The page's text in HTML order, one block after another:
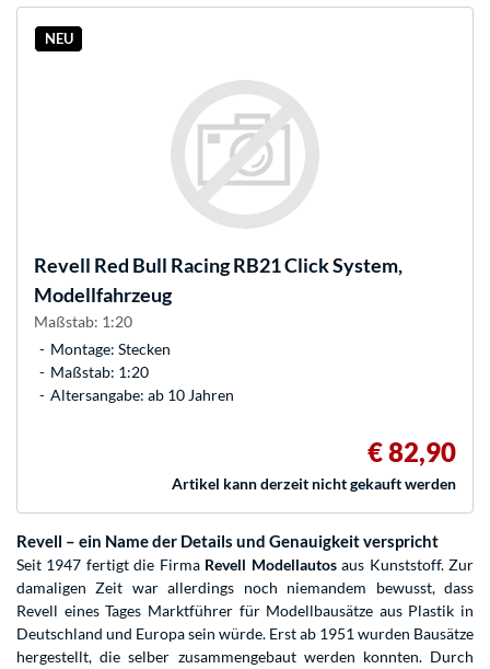
NEU
Revell Red Bull Racing RB21 Click System,
Modellfahrzeug
Maßstab: 1:20
Montage: Stecken
Maßstab: 1:20
Altersangabe: ab 10 Jahren
€ 82,90
Artikel kann derzeit nicht gekauft werden
Revell – ein Name der Details und Genauigkeit verspricht
Seit 1947 fertigt die Firma Revell Modellautosaus Kunststoff. Zur
damaligen Zeit war allerdings noch niemandem bewusst, dass
Revell eines Tages Marktführer für Modellbausätze aus Plastik in
Deutschland und Europa sein würde. Erst ab 1951 wurden Bausätze
hergestellt, die selber zusammengebaut werden konnten. Durch